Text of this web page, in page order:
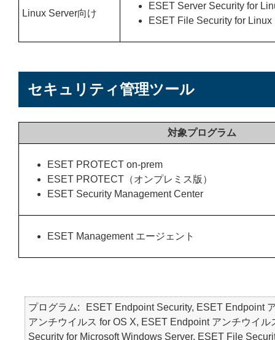
Linux Server向け
ESET Server Security for
ESET File Security for Linux
セキュリティ管理ツール
対象プログラム
ESET PROTECT on-prem
ESET PROTECT（オンプレミス版）
ESET Security Management Center
ESET Management エージェント
プログラム
ESET Endpoint Security, ESET Endpoint
アンチウイルス for OS X, ESET Endpoint アンチウイ
Security for Microsoft Windows Server, ESET File